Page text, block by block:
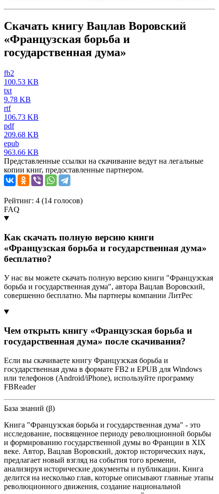
Скачать книгу Вацлав Воровский
«Французская борьба и
государственная дума»
fb2
100.53 KB
txt
9.78 KB
rtf
106.73 KB
pdf
209.68 KB
epub
963.66 KB
Представленные ссылки на скачивание ведут на легальные
копии книг, предоставленные партнером.
Рейтинг: 4 (14 голосов)
FAQ
Как скачать полную версию книги
«Французская борьба и государственная дума»
бесплатно?
У нас вы можете скачать полную версию книги "Французская
борьба и государственная дума", автора Вацлав Воровский,
совершенно бесплатно. Мы партнеры компании ЛитРес
Чем открыть книгу «Французская борьба и
государственная дума» после скачивания?
Если вы скачиваете книгу Французская борьба и
государственная дума в формате FB2 и EPUB для Windows
или телефонов (Android/iPhone), используйте программу
FBReader
База знаний (β)
Книга "Французская борьба и государственная дума" - это
исследование, посвященное периоду революционной борьбы
и формированию государственной думы во Франции в XIX
веке. Автор, Вацлав Воровский, доктор исторических наук,
предлагает новый взгляд на события того времени,
анализируя исторические документы и публикации. Книга
делится на несколько глав, которые описывают главные этапы
революционного движения, создание национальной